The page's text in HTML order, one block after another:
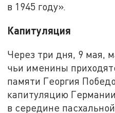
в 1945 году».
Капитуляция
Через три дня, 9 мая,
чьи именины
памяти Георгия
капитуляцию
в середине